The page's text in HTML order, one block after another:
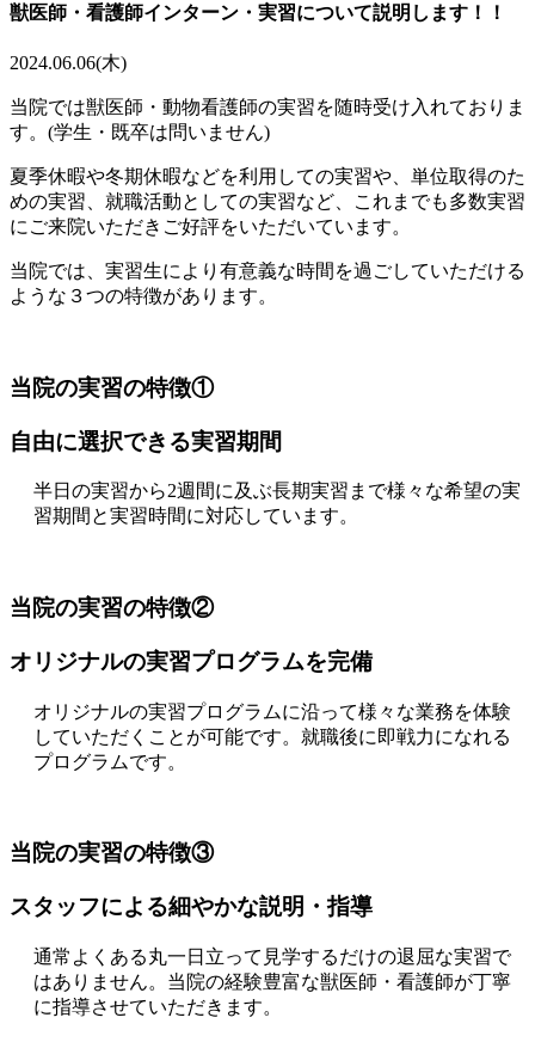
獣医師・看護師インターン・実習について説明します！！
2024.06.06(木)
当院では獣医師・動物看護師の実習を随時受け入れておりま
す。(学生・既卒は問いません)
夏季休暇や冬期休暇などを利用しての実習や、単位取得のた
めの実習、就職活動としての実習など、これまでも多数実習
にご来院いただきご好評をいただいています。
当院では、実習生により有意義な時間を過ごしていただける
ような３つの特徴があります。
当院の実習の特徴①
自由に選択できる実習期間
半日の実習から2週間に及ぶ長期実習まで様々な希望の実
習期間と実習時間に対応しています。
当院の実習の特徴②
オリジナルの実習プログラムを完備
オリジナルの実習プログラムに沿って様々な業務を体験
していただくことが可能です。就職後に即戦力になれる
プログラムです。
当院の実習の特徴③
スタッフによる細やかな説明・指導
通常よくある丸一日立って見学するだけの退屈な実習で
はありません。当院の経験豊富な獣医師・看護師が丁寧
に指導させていただきます。